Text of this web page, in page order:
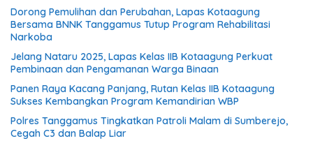
Dorong Pemulihan dan Perubahan, Lapas Kotaagung
Bersama BNNK Tanggamus Tutup Program Rehabilitasi
Narkoba
Jelang Nataru 2025, Lapas Kelas IIB Kotaagung Perkuat
Pembinaan dan Pengamanan Warga Binaan
Panen Raya Kacang Panjang, Rutan Kelas IIB Kotaagung
Sukses Kembangkan Program Kemandirian WBP
Polres Tanggamus Tingkatkan Patroli Malam di Sumberejo,
Cegah C3 dan Balap Liar